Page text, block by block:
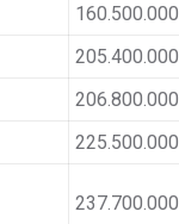
160.500.000
205.400.000
206.800.000
225.500.000
237.700.000